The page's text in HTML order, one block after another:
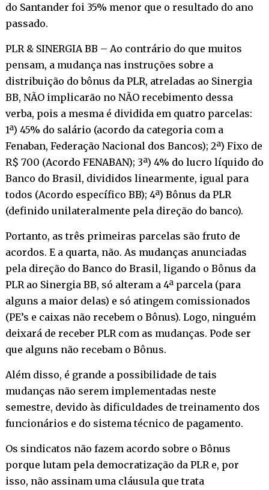
do Santander foi 35% menor que o resultado do ano
passado.
PLR & SINERGIA BB – Ao contrário do que muitos
pensam, a mudança nas instruções sobre a
distribuição do bônus da PLR, atreladas ao Sinergia
BB, NÃO implicarão no NÃO recebimento dessa
verba, pois a mesma é dividida em quatro parcelas:
1ª) 45% do salário (acordo da categoria com a
Fenaban, Federação Nacional dos Bancos); 2ª) Fixo de
R$ 700 (Acordo FENABAN); 3ª) 4% do lucro líquido do
Banco do Brasil, divididos linearmente, igual para
todos (Acordo específico BB); 4ª) Bônus da PLR
(definido unilateralmente pela direção do banco).
Portanto, as três primeiras parcelas são fruto de
acordos. E a quarta, não. As mudanças anunciadas
pela direção do Banco do Brasil, ligando o Bônus da
PLR ao Sinergia BB, só alteram a 4ª parcela (para
alguns a maior delas) e só atingem comissionados
(PE’s e caixas não recebem o Bônus). Logo, ninguém
deixará de receber PLR com as mudanças. Pode ser
que alguns não recebam o Bônus.
Além disso, é grande a possibilidade de tais
mudanças não serem implementadas neste
semestre, devido às dificuldades de treinamento dos
funcionários e do sistema técnico de pagamento.
Os sindicatos não fazem acordo sobre o Bônus
porque lutam pela democratização da PLR e, por
isso, não assinam uma cláusula que trata